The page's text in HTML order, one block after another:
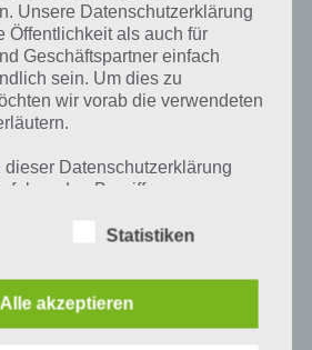
Teilen auf Facebook
Unsere Datenschutzerklärung
Öffentlichkeit als auch für
Geschäftspartner einfach
sein. Um dies zu
wir vorab die verwendeten
Datenschutzerklärung
folgenden Begriffe:
Statistiken
akzeptieren